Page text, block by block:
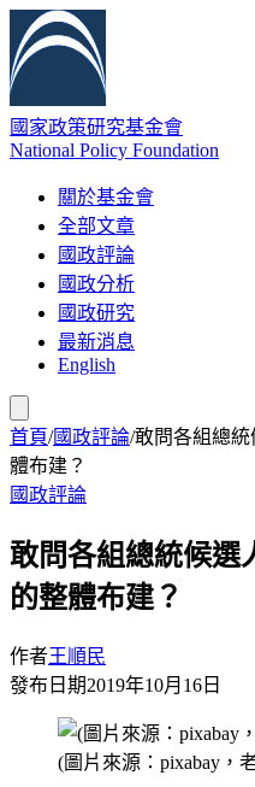
國家政策研究基金會
National Policy Foundation
關於基金會
全部文章
國政評論
國政分析
國政研究
最新消息
English
首頁/國政評論/敢問各組總
體布建？
國政評論
敢問各組總統候選
的整體布建？
作者王順民
發布日期2019年10月16日
(圖片來源：pixabay，